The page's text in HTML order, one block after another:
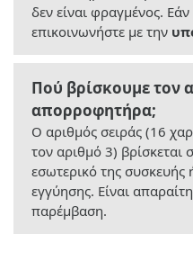
δεν είναι φραγμένος.
επικοινωνήστε με την
Πού βρίσκουμε τον
απορροφητήρα;
Ο αριθμός σειράς (16
τον αριθμό 3) βρίσκεται
εσωτερικό της συσκευής
εγγύησης. Είναι
παρέμβαση.